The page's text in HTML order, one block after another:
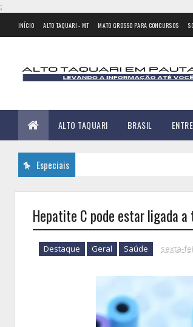
;
INÍCIO ALTO TAQUARI - MT MATO GROSSO PARA CONCURSOS
ALTO TAQUARI BRASIL
Especiais
Hepatite C pode estar ligada
Destaque Geral Saúde sexta-